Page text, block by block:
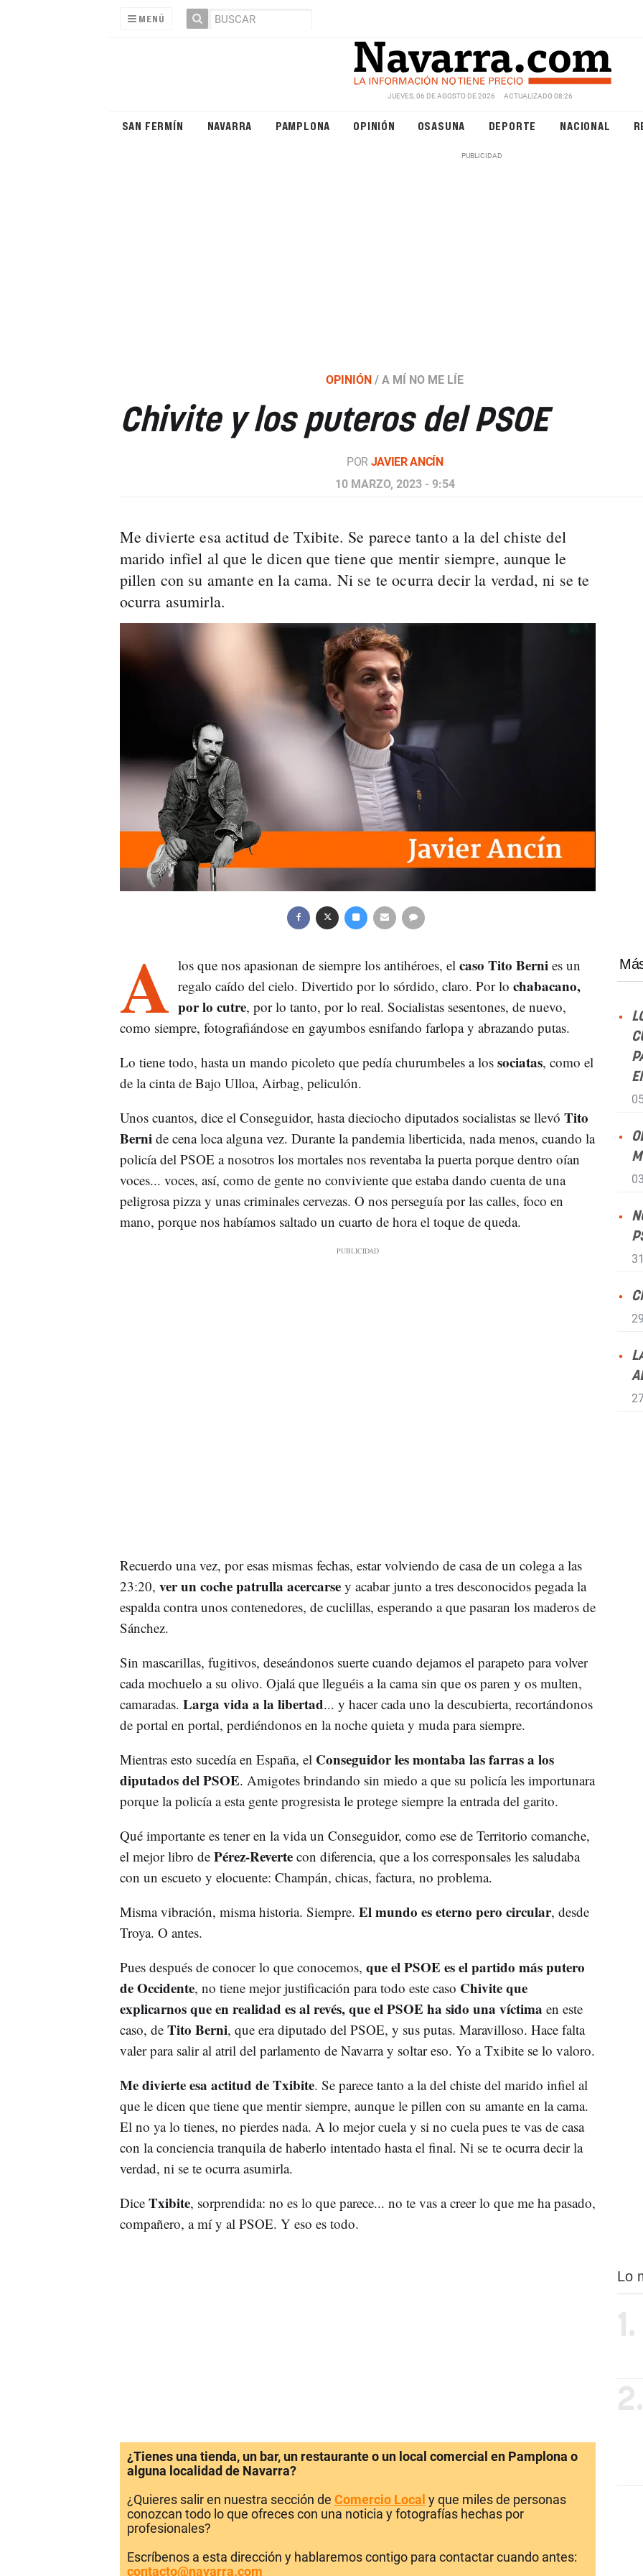
MENÚ
JUEVES, 06 DE AGOSTO DE 2026 ACTUALIZADO 08:26
SAN FERMÍN NAVARRA PAMPLONA OPINIÓN OSASUNA DEPORTE NACIONAL
OPINIÓN/A MÍ NO ME LÍE
Chivite y los puteros del PSOE
POR JAVIER ANCÍN
10 MARZO, 2023 - 9:54
Me divierte esa actitud de Txibite. Se parece tanto a la del chiste del
marido infiel al que le dicen que tiene que mentir siempre, aunque le
pillen con su amante en la cama. Ni se te ocurra decir la verdad, ni se te
ocurra asumirla.
A los que nos apasionan de siempre los antihéroes, el caso Tito Berni es un
regalo caído del cielo. Divertido por lo sórdido, claro. Por lo chabacano,
por lo cutre, por lo tanto, por lo real. Socialistas sesentones, de nuevo,
como siempre, fotografiándose en gayumbos esnifando farlopa y abrazando putas.
Lo tiene todo, hasta un mando picoleto que pedía churumbeles a los sociatas, como el
de la cinta de Bajo Ulloa, Airbag, peliculón.
Unos cuantos, dice el Conseguidor, hasta dieciocho diputados socialistas se llevó Tito
Berni de cena loca alguna vez. Durante la pandemia liberticida, nada menos, cuando la
policía del PSOE a nosotros los mortales nos reventaba la puerta porque dentro oían
voces... voces, así, como de gente no conviviente que estaba dando cuenta de una
peligrosa pizza y unas criminales cervezas. O nos perseguía por las calles, foco en
mano, porque nos habíamos saltado un cuarto de hora el toque de queda.
Recuerdo una vez, por esas mismas fechas, estar volviendo de casa de un colega a las
23:20, ver un coche patrulla acercarsey acabar junto a tres desconocidos pegada la
espalda contra unos contenedores, de cuclillas, esperando a que pasaran los maderos de
Sánchez.
Sin mascarillas, fugitivos, deseándonos suerte cuando dejamos el parapeto para volver
cada mochuelo a su olivo. Ojalá que lleguéis a la cama sin que os paren y os multen,
camaradas. Larga vida a la libertad... y hacer cada uno la descubierta, recortándonos
de portal en portal, perdiéndonos en la noche quieta y muda para siempre.
Mientras esto sucedía en España, el Conseguidor les montaba las farras a los
diputados del PSOE. Amigotes brindando sin miedo a que su policía les importunara
porque la policía a esta gente progresista le protege siempre la entrada del garito.
Qué importante es tener en la vida un Conseguidor, como ese de Territorio comanche,
el mejor libro de Pérez-Revertecon diferencia, que a los corresponsales les saludaba
con un escueto y elocuente: Champán, chicas, factura, no problema.
Misma vibración, misma historia. Siempre. El mundo es eterno pero circular, desde
Troya. O antes.
Pues después de conocer lo que conocemos, que el PSOE es el partido más putero
de Occidente, no tiene mejor justificación para todo este caso Chivite que
explicarnos que en realidad es al revés, que el PSOE ha sido una víctima en este
caso, de Tito Berni, que era diputado del PSOE, y sus putas. Maravilloso. Hace falta
valer para salir al atril del parlamento de Navarra y soltar eso. Yo a Txibite se lo valoro.
Me divierte esa actitud de Txibite. Se parece tanto a la del chiste del marido infiel al
que le dicen que tiene que mentir siempre, aunque le pillen con su amante en la cama.
El no ya lo tienes, no pierdes nada. A lo mejor cuela y si no cuela pues te vas de casa
con la conciencia tranquila de haberlo intentado hasta el final. Ni se te ocurra decir la
verdad, ni se te ocurra asumirla.
Dice Txibite, sorprendida: no es lo que parece... no te vas a creer lo que me ha pasado,
compañero, a mí y al PSOE. Y eso es todo.
¿Tienes una tienda, un bar, un restaurante o un local comercial en Pamplona o
alguna localidad de Navarra?
¿Quieres salir en nuestra sección de Comercio Local y que miles de personas
conozcan todo lo que ofreces con una noticia y fotografías hechas por
profesionales?
Escríbenos a esta dirección y hablaremos contigo para contactar cuando antes:
contacto@navarra.com
Lo
1.
2.